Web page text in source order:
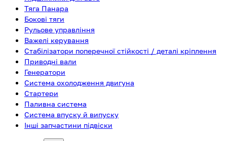
Тяга Панара
Бокові тяги
Рульове управління
Важелі керування
Стабілізатори поперечної стійкості / деталі кріплення
Приводні вали
Генератори
Система охолодження двигуна
Стартери
Паливна система
Система впуску й випуску
Інші запчастини підвіски